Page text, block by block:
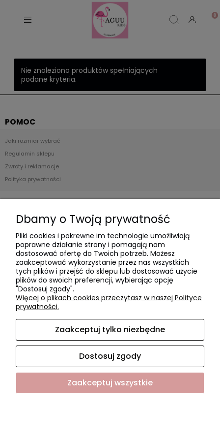
Nie znaleziono produktów spełniających
podane kryteria.
POMOC
Jaki rozmiar wybrać
Regulamin sklepu
Zwroty i reklamacje
Polityka prywatności
Czas realizacji zamówienia
Czas i koszty dostawy
Formy płatności
O NAS
O firmie
Współpraca
Sklep internetowy Shoper.pl
Pokaż pełną wersję strony
Dbamy o Twoją prywatność
Pliki cookies i pokrewne im technologie umożliwiają
poprawne działanie strony i pomagają nam
dostosować ofertę do Twoich potrzeb. Możesz
zaakceptować wykorzystanie przez nas wszystkich
tych plików i przejść do sklepu lub dostosować użycie
plików do swoich preferencji, wybierając opcję
"Dostosuj zgody".
Więcej o plikach cookies przeczytasz w naszej Polityce
prywatności.
Zaakceptuj tylko niezbędne
Dostosuj zgody
Zaakceptuj wszystkie